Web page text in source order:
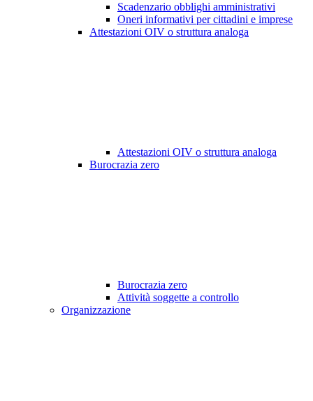
Scadenzario obblighi amministrativi
Oneri informativi per cittadini e imprese
Attestazioni OIV o struttura analoga
Attestazioni OIV o struttura analoga
Burocrazia zero
Burocrazia zero
Attività soggette a controllo
Organizzazione